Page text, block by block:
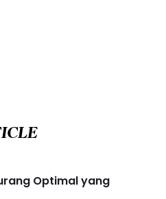
Optimal yang